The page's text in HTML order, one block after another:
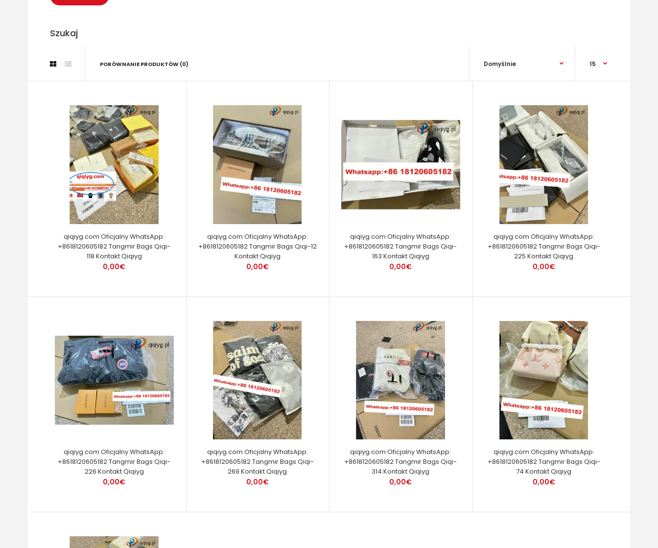
Szukaj
PORÓWNANIE PRODUKTÓW (0)
qiqiyg.com Oficjalny WhatsApp:
+8618120605182 Tangmir Bags Qiqi-
118 Kontakt Qiqiyg
0,00€
qiqiyg.com Oficjalny WhatsApp:
+8618120605182 Tangmir Bags Qiqi-12
Kontakt Qiqiyg
0,00€
qiqiyg.com Oficjalny WhatsApp:
+8618120605182 Tangmir Bags Qiqi-
163 Kontakt Qiqiyg
0,00€
qiqiyg.com Oficjalny WhatsApp:
+8618120605182 Tangmir Bags Qiqi-
225 Kontakt Qiqiyg
0,00€
qiqiyg.com Oficjalny WhatsApp:
+8618120605182 Tangmir Bags Qiqi-
226 Kontakt Qiqiyg
0,00€
qiqiyg.com Oficjalny WhatsApp:
+8618120605182 Tangmir Bags Qiqi-
269 Kontakt Qiqiyg
0,00€
qiqiyg.com Oficjalny WhatsApp:
+8618120605182 Tangmir Bags Qiqi-
314 Kontakt Qiqiyg
0,00€
qiqiyg.com Oficjalny WhatsApp:
+8618120605182 Tangmir Bags Qiqi-
74 Kontakt Qiqiyg
0,00€